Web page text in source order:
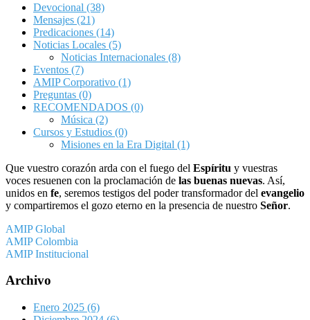
Devocional (38)
Mensajes (21)
Predicaciones (14)
Noticias Locales (5)
Noticias Internacionales (8)
Eventos (7)
AMIP Corporativo (1)
Preguntas (0)
RECOMENDADOS (0)
Música (2)
Cursos y Estudios (0)
Misiones en la Era Digital (1)
Que vuestro corazón arda con el fuego del Espíritu y vuestras
voces resuenen con la proclamación de las buenas nuevas. Así,
unidos en fe, seremos testigos del poder transformador del evangelio
y compartiremos el gozo eterno en la presencia de nuestro Señor.
AMIP Global
AMIP Colombia
AMIP Institucional
Archivo
Enero 2025 (6)